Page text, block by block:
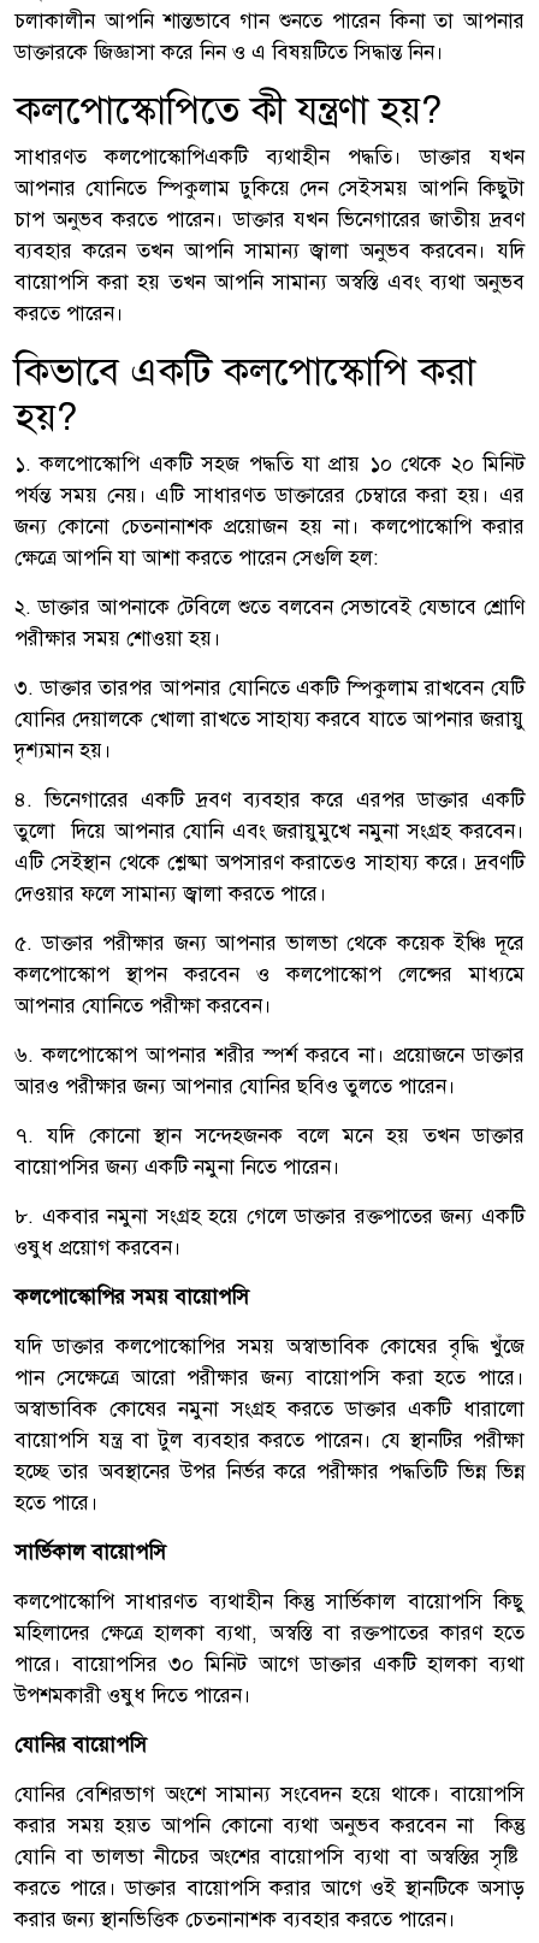
চলাকালীন আপনি শান্তভাবে গান শুনতে পারেন কিনা তা আপনার
ডাক্তারকে জিজ্ঞাসা করে নিন ও এ বিষয়টিতে সিদ্ধান্ত নিন।
কলপোস্কোপিতে কী যন্ত্রণা হয়?
সাধারণত কলপোস্কোপিএকটি ব্যথাহীন পদ্ধতি। ডাক্তার যখন
আপনার যোনিতে স্পিকুলাম ঢুকিয়ে দেন সেইসময় আপনি কিছুটা
চাপ অনুভব করতে পারেন। ডাক্তার যখন ভিনেগারের জাতীয় দ্রবণ
ব্যবহার করেন তখন আপনি সামান্য জ্বালা অনুভব করবেন। যদি
বায়োপসি করা হয় তখন আপনি সামান্য অস্বস্তি এবং ব্যথা অনুভব
করতে পারেন।
কিভাবে একটি কলপোস্কোপি করা
হয়?
১. কলপোস্কোপি একটি সহজ পদ্ধতি যা প্রায় ১০ থেকে ২০ মিনিট
পর্যন্ত সময় নেয়। এটি সাধারণত ডাক্তারের চেম্বারে করা হয়। এর
জন্য কোনো চেতনানাশক প্রয়োজন হয় না। কলপোস্কোপি করার
ক্ষেত্রে আপনি যা আশা করতে পারেন সেগুলি হল:
২. ডাক্তার আপনাকে টেবিলে শুতে বলবেন সেভাবেই যেভাবে শ্রোণি
পরীক্ষার সময় শোওয়া হয়।
৩. ডাক্তার তারপর আপনার যোনিতে একটি স্পিকুলাম রাখবেন যেটি
যোনির দেয়ালকে খোলা রাখতে সাহায্য করবে যাতে আপনার জরায়ু
দৃশ্যমান হয়।
৪. ভিনেগারের একটি দ্রবণ ব্যবহার করে এরপর ডাক্তার একটি
তুলো দিয়ে আপনার যোনি এবং জরায়ুমুখে নমুনা সংগ্রহ করবেন।
এটি সেইস্থান থেকে শ্লেষ্মা অপসারণ করাতেও সাহায্য করে। দ্রবণটি
দেওয়ার ফলে সামান্য জ্বালা করতে পারে।
৫. ডাক্তার পরীক্ষার জন্য আপনার ভালভা থেকে কয়েক ইঞ্চি দূরে
কলপোস্কোপ স্থাপন করবেন ও কলপোস্কোপ লেন্সের মাধ্যমে
আপনার যোনিতে পরীক্ষা করবেন।
৬. কলপোস্কোপ আপনার শরীর স্পর্শ করবে না। প্রয়োজনে ডাক্তার
আরও পরীক্ষার জন্য আপনার যোনির ছবিও তুলতে পারেন।
৭. যদি কোনো স্থান সন্দেহজনক বলে মনে হয় তখন ডাক্তার
বায়োপসির জন্য একটি নমুনা নিতে পারেন।
৮. একবার নমুনা সংগ্রহ হয়ে গেলে ডাক্তার রক্তপাতের জন্য একটি
ওষুধ প্রয়োগ করবেন।
কলপোস্কোপির সময় বায়োপসি
যদি ডাক্তার কলপোস্কোপির সময় অস্বাভাবিক কোষের বৃদ্ধি খুঁজে
পান সেক্ষেত্রে আরো পরীক্ষার জন্য বায়োপসি করা হতে পারে।
অস্বাভাবিক কোষের নমুনা সংগ্রহ করতে ডাক্তার একটি ধারালো
বায়োপসি যন্ত্র বা টুল ব্যবহার করতে পারেন। যে স্থানটির পরীক্ষা
হচ্ছে তার অবস্থানের উপর নির্ভর করে পরীক্ষার পদ্ধতিটি ভিন্ন ভিন্ন
হতে পারে।
সার্ভিকাল বায়োপসি
কলপোস্কোপি সাধারণত ব্যথাহীন কিন্তু সার্ভিকাল বায়োপসি কিছু
মহিলাদের ক্ষেত্রে হালকা ব্যথা, অস্বস্তি বা রক্তপাতের কারণ হতে
পারে। বায়োপসির ৩০ মিনিট আগে ডাক্তার একটি হালকা ব্যথা
উপশমকারী ওষুধ দিতে পারেন।
যোনির বায়োপসি
যোনির বেশিরভাগ অংশে সামান্য সংবেদন হয়ে থাকে। বায়োপসি
করার সময় হয়ত আপনি কোনো ব্যথা অনুভব করবেন না কিন্তু
যোনি বা ভালভা নীচের অংশের বায়োপসি ব্যথা বা অস্বস্তির সৃষ্টি
করতে পারে। ডাক্তার বায়োপসি করার আগে ওই স্থানটিকে অসাড়
করার জন্য স্থানভিত্তিক চেতনানাশক ব্যবহার করতে পারেন।